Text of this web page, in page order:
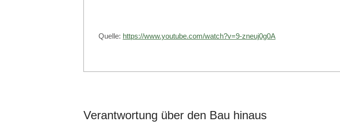
Quelle: https://www.youtube.com/watch?v=9-zneuj0g0A
Verantwortung über den Bau hinaus